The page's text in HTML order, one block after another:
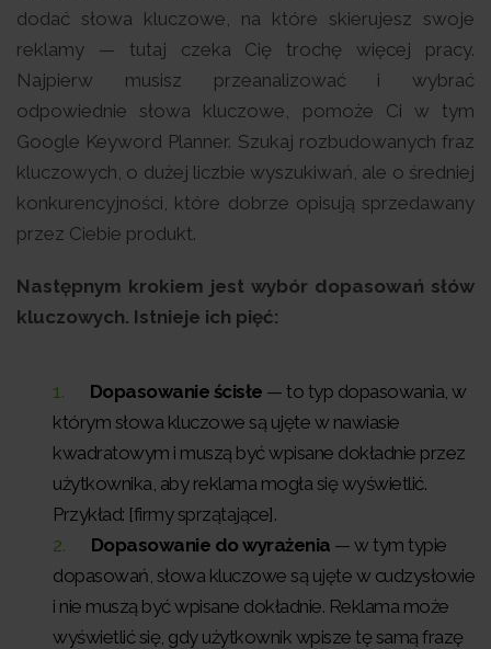
dodać słowa kluczowe, na które skierujesz swoje
reklamy — tutaj czeka Cię trochę więcej pracy.
Najpierw musisz przeanalizować i wybrać
odpowiednie słowa kluczowe, pomoże Ci w tym
Google Keyword Planner. Szukaj rozbudowanych fraz
kluczowych, o dużej liczbie wyszukiwań, ale o średniej
konkurencyjności, które dobrze opisują sprzedawany
przez Ciebie produkt.
Następnym krokiem jest wybór dopasowań słów
kluczowych. Istnieje ich pięć:
Dopasowanie ścisłe — to typ dopasowania, w
którym słowa kluczowe są ujęte w nawiasie
kwadratowym i muszą być wpisane dokładnie przez
użytkownika, aby reklama mogła się wyświetlić.
Przykład: [firmy sprzątające].
Dopasowanie do wyrażenia — w tym typie
dopasowań, słowa kluczowe są ujęte w cudzysłowie
i nie muszą być wpisane dokładnie. Reklama może
wyświetlić się, gdy użytkownik wpisze tę samą frazę